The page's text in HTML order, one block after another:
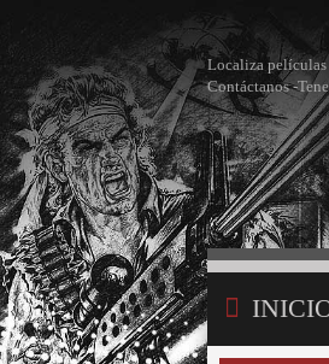
Localiza películas
Contáctanos -